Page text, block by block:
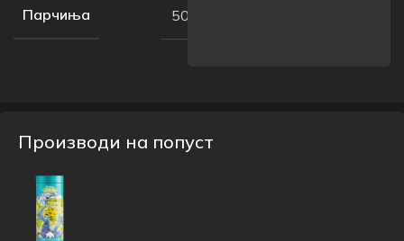
Парчиња 500
Производи на попуст